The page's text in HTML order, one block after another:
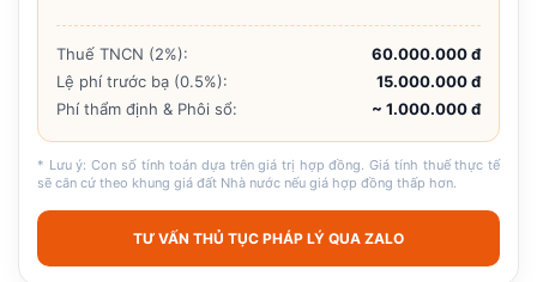
Thuế TNCN (2%):
60.000.000 đ
Lệ phí trước bạ (0.5%):
15.000.000 đ
Phí thẩm định & Phôi sổ:
~ 1.000.000 đ
* Lưu ý: Con số tính toán dựa trên giá trị hợp đồng. Giá tính thuế thực tế
sẽ căn cứ theo khung giá đất Nhà nước nếu giá hợp đồng thấp hơn.
TƯ VẤN THỦ TỤC PHÁP LÝ QUA ZALO